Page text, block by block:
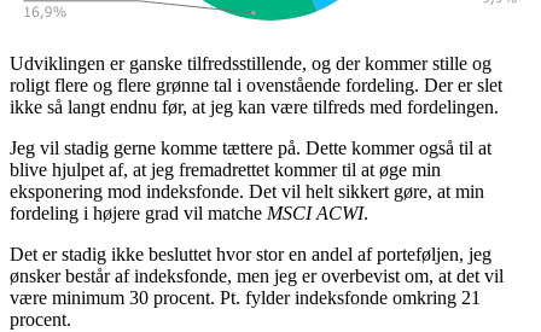
Udviklingen er ganske tilfredsstillende, og der kommer stille og
roligt flere og flere grønne tal i ovenstående fordeling. Der er slet
ikke så langt endnu før, at jeg kan være tilfreds med fordelingen.
Jeg vil stadig gerne komme tættere på. Dette kommer også til at
blive hjulpet af, at jeg fremadrettet kommer til at øge min
eksponering mod indeksfonde. Det vil helt sikkert gøre, at min
fordeling i højere grad vil matche MSCI ACWI.
Det er stadig ikke besluttet hvor stor en andel af porteføljen, jeg
ønsker består af indeksfonde, men jeg er overbevist om, at det vil
være minimum 30 procent. Pt. fylder indeksfonde omkring 21
procent.